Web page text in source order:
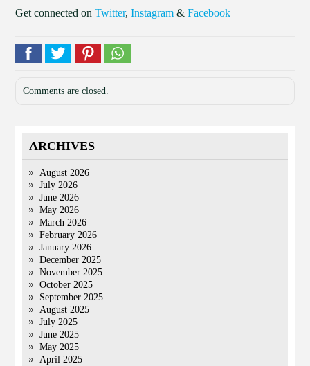
Get connected onTwitter,Instagram &Facebook
Comments are closed.
ARCHIVES
August 2026
July 2026
June 2026
May 2026
March 2026
February 2026
January 2026
December 2025
November 2025
October 2025
September 2025
August 2025
July 2025
June 2025
May 2025
April 2025